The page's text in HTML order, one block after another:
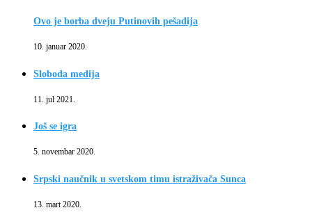
Ovo je borba dveju Putinovih pešadija
10. januar 2020.
Sloboda medija
11. jul 2021.
Još se igra
5. novembar 2020.
Srpski naučnik u svetskom timu istraživača Sunca
13. mart 2020.